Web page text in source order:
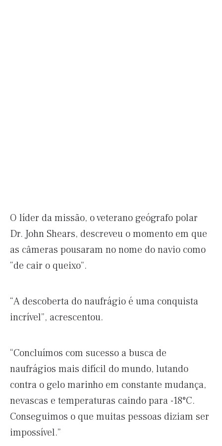
O líder da missão, o veterano geógrafo polar
Dr. John Shears, descreveu o momento em que
as câmeras pousaram no nome do navio como
“de cair o queixo”.
“A descoberta do naufrágio é uma conquista
incrível”, acrescentou.
“Concluímos com sucesso a busca de
naufrágios mais difícil do mundo, lutando
contra o gelo marinho em constante mudança,
nevascas e temperaturas caindo para -18°C.
Conseguimos o que muitas pessoas diziam ser
impossível.”